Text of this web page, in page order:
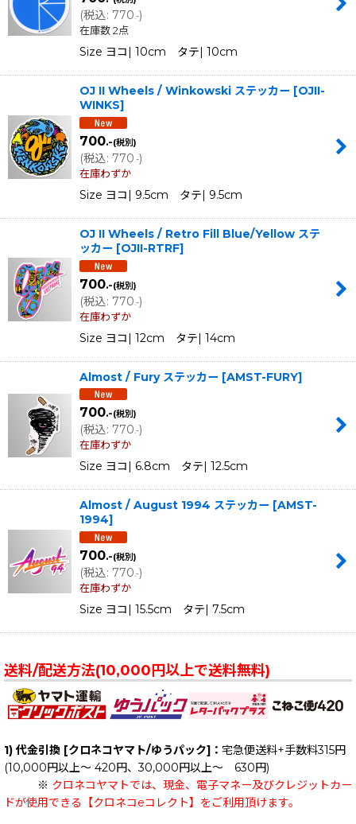
(税込: 770.-)
在庫数 2点
Size ヨコ| 10cm タテ| 10cm
OJ II Wheels / Winkowski ステッカー [OJII-
WINKS]
700.-(税別)
(税込: 770.-)
在庫わずか
Size ヨコ| 9.5cm タテ| 9.5cm
OJ II Wheels / Retro Fill Blue/Yellow ステ
ッカー [OJII-RTRF]
700.-(税別)
(税込: 770.-)
在庫わずか
Size ヨコ| 12cm タテ| 14cm
Almost / Fury ステッカー [AMST-FURY]
700.-(税別)
(税込: 770.-)
在庫わずか
Size ヨコ| 6.8cm タテ| 12.5cm
Almost / August 1994 ステッカー [AMST-
1994]
700.-(税別)
(税込: 770.-)
在庫わずか
Size ヨコ| 15.5cm タテ| 7.5cm
送料/配送方法(10,000円以上で送料無料)
1) 代金引換 [クロネコヤマト/ゆうパック]： 宅急便送料+手数料315円
(10,000円以上～ 420円、30,000円以上～ 630円)
※ クロネコヤマトでは、現金、電子マネー及びクレジットカー
ドが使用できる【クロネコeコレクト】をご利用頂けます。